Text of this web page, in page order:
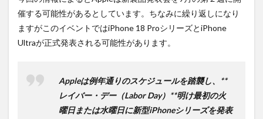
め！
催する可能性があるとしています。ちなみに繰り返しになり
ますがこのイベントではiPhone 18 ProシリーズとiPhone
Ultraが正式発表される可能性があります。
Appleは例年通りのスケジュールを踏襲し、**
レイバー・デー（Labor Day）**明け最初の火
曜日または水曜日に新型iPhoneシリーズを発表